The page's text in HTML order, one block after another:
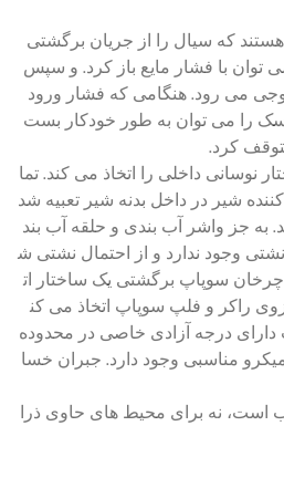
که سیال را از جریان برگشتی
با فشار مایع باز کرد. و سپس
می رود. هنگامی که فشار ورود
را می توان به طور خودکار بست
کرد.
نوسانی داخلی را اتخاذ می کند. تما
شیر در داخل بدنه شیر تعبیه شد
به جز واشر آب بندی و حلقه آب بند
وجود ندارد و از احتمال نشتی ش
سوپاپ برگشتی یک ساختار ات
راکر و فلپ سوپاپ اتخاذ می کن
درجه آزادی خاصی در محدوده
مناسبی وجود دارد. جبران خسا
است، نه برای محیط های حاوی ذرا